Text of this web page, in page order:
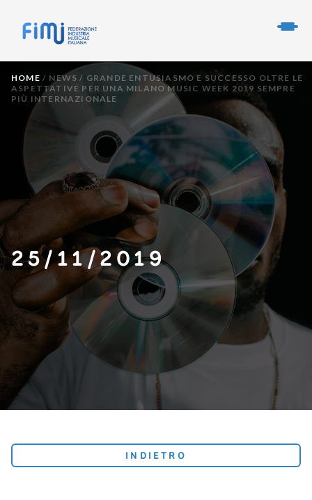
HOME / NEWS / GRANDE ENTUSIASMO E SUCCESSO OLTRE LE
ASPETTATIVE PER UNA MILANO MUSIC WEEK 2019 SEMPRE
PIÙ INTERNAZIONALE
25/11/2019
INDIETRO